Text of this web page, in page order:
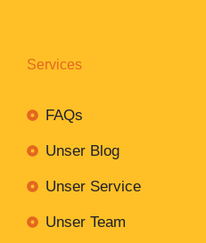
Services
FAQs
Unser Blog
Unser Service
Unser Team